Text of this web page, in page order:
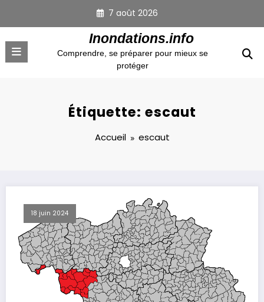
contenu
7 août 2026
Inondations.info
Comprendre, se préparer pour mieux se
protéger
Étiquette: escaut
Accueil escaut
18 juin 2024